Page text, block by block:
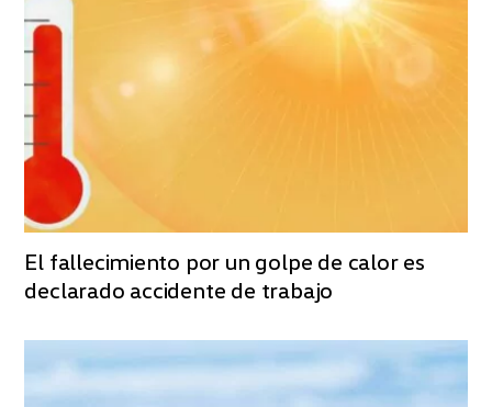
El fallecimiento por un golpe de calor es
declarado accidente de trabajo